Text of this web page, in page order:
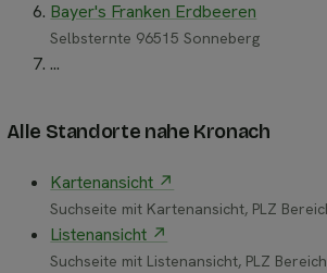
Bayer's Franken Erdbeeren
Selbsternte 96515 Sonneberg
...
Alle Standorte nahe Kronach
Kartenansicht ↗
Suchseite mit Kartenansicht, PLZ
Listenansicht ↗
Suchseite mit Listenansicht, PLZ